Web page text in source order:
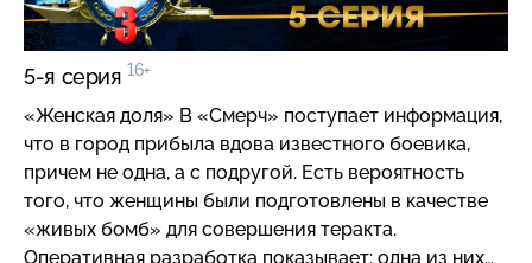
5-я серия 16+
«Женская доля» В «Смерч» поступает информация,
что в город прибыла вдова известного боевика,
причем не одна, а с подругой. Есть вероятность
того, что женщины были подготовлены в качестве
«живых бомб» для совершения теракта.
Оперативная разработка показывает: одна из них